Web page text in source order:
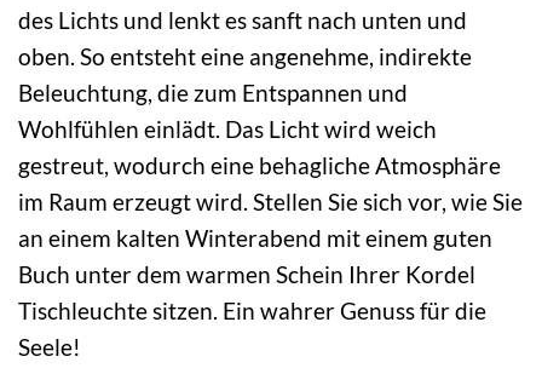
des Lichts und lenkt es sanft nach unten und
oben. So entsteht eine angenehme, indirekte
Beleuchtung, die zum Entspannen und
Wohlfühlen einlädt. Das Licht wird weich
gestreut, wodurch eine behagliche Atmosphäre
im Raum erzeugt wird. Stellen Sie sich vor, wie Sie
an einem kalten Winterabend mit einem guten
Buch unter dem warmen Schein Ihrer Kordel
Tischleuchte sitzen. Ein wahrer Genuss für die
Seele!